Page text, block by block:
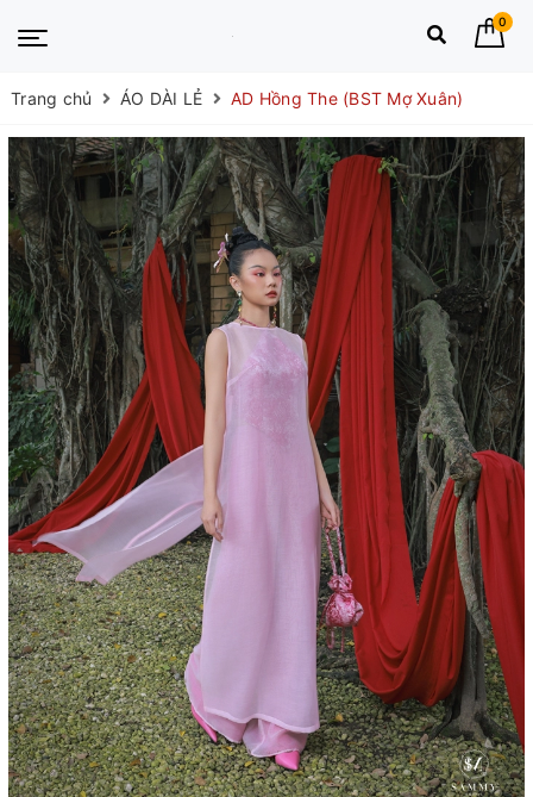
0
Trang chủ ÁO DÀI LẺ AD Hồng The (BST Mợ Xuân)